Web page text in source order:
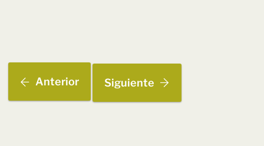
Anterior Siguiente